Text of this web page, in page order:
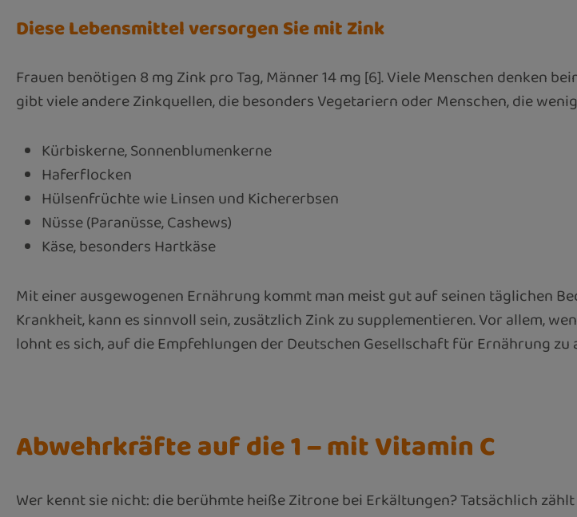
Diese Lebensmittel versorgen Sie mit Zink
Frauen benötigen 8 mg Zink pro Tag, Männer 14 mg [6]. Viele Menschen denken
gibt viele andere Zinkquellen, die besonders Vegetariern oder Menschen, die
Kürbiskerne, Sonnenblumenkerne
Haferflocken
Hülsenfrüchte wie Linsen und Kichererbsen
Nüsse (Paranüsse, Cashews)
Käse, besonders Hartkäse
Mit einer ausgewogenen Ernährung kommt man meist gut auf seinen täglichen
Krankheit, kann es sinnvoll sein, zusätzlich Zink zu supplementieren. Vor allem,
lohnt es sich, auf die Empfehlungen der Deutschen Gesellschaft für Ernährung
Abwehrkräfte auf die 1 – mit Vitamin C
Wer kennt sie nicht: die berühmte heiße Zitrone bei Erkältungen? Tatsächlich